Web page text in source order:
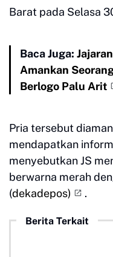
Barat pada Selasa
Baca Juga:
Amankan
Berlogo Palu Arit
Pria tersebut
mendapatkan
menyebutkan JS
berwarna merah
(dekadepos) .
Berita Terkait